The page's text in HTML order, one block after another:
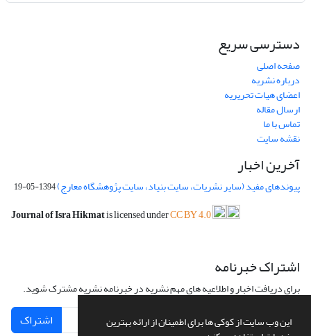
این وب سایت از کوکی ها برای اطمینان از ارائه بهترین
دسترسی سریع
صفحه اصلی
درباره نشریه
اعضای هیات تحریریه
ارسال مقاله
تماس با ما
نقشه سایت
آخرین اخبار
پیوندهای مفید (سایر نشریات، سایت بنیاد، سایت پژوهشگاه معارج)1394-05-19
Journal of Isra Hikmatis licensed underCC BY 4.0
اشتراک خبرنامه
برای دریافت اخبار و اطلاعیه های مهم نشریه در خبرنامه نشریه مشترک شوید.
اشتراک